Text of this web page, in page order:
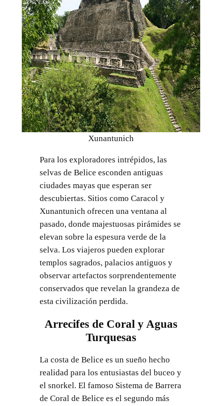
Xunantunich
Para los exploradores intrépidos, las
selvas de Belice esconden antiguas
ciudades mayas que esperan ser
descubiertas. Sitios como Caracol y
Xunantunich ofrecen una ventana al
pasado, donde majestuosas pirámides se
elevan sobre la espesura verde de la
selva. Los viajeros pueden explorar
templos sagrados, palacios antiguos y
observar artefactos sorprendentemente
conservados que revelan la grandeza de
esta civilización perdida.
Arrecifes de Coral y Aguas
Turquesas
La costa de Belice es un sueño hecho
realidad para los entusiastas del buceo y
el snorkel. El famoso Sistema de Barrera
de Coral de Belice es el segundo más